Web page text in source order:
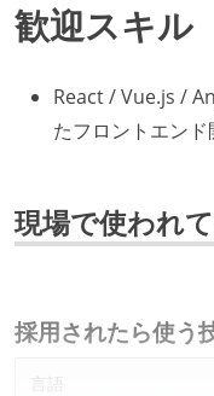
歓迎スキル
React / Vue.js /
たフロントエンド
現場で使われ
採用されたら使う
言語